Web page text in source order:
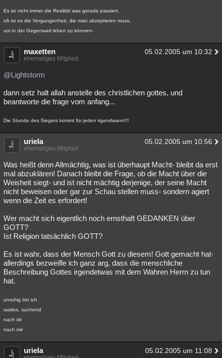
Es ist nicht immer die Realität was gerade passiert,
oft ist es die Vergangenheit, die man akzeptieren muss,
um in der Gegenwart leben zu können-
maxetten 05.02.2005 um 10:32
ehemaliges Mitglied
@Lightstorm
dann setz halt allah anstelle des christlichen gottes, und
beantworte die frage vom anfang...
Die Stunde des Siegers kommt für jeden irgendwann!!!
uriela 05.02.2005 um 10:56
ehemaliges Mitglied
Was heißt denn Allmächtig, was ist überhaupt Macht- bleibt da erst
mal abzuklären! Danach bleibt die Frage, ob die Macht über die
Weisheit siegt- und ist nicht mächtig derjenige, der seine Macht
nicht beweisen oder gar zur Schau stellen muss- sondern agiert
wenn die Zeit es erfordert!
Wer macht sich eigentlich noch ernsthaft GEDANKEN über
GOTT?
Ist Religion tatsächlich GOTT?
Es ist wahr, dass der Mensch Gott zu diesem! Gott gemacht hat-
allerdings bezweifle ich ganz arg, dass die menschliche
Beschreibung Gottes irgendetwas mit dem Wahren Herrn zu tun
hat.
unruhig bin ich
rastlos, suchend
nach dir
nach mir
uriela 05.02.2005 um 11:08